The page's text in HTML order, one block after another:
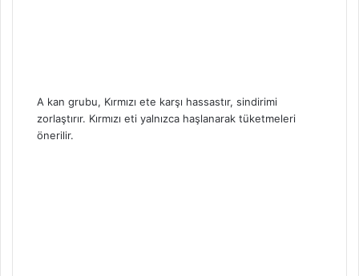
A kan grubu, Kırmızı ete karşı hassastır, sindirimi
zorlaştırır. Kırmızı eti yalnızca haşlanarak tüketmeleri
önerilir.